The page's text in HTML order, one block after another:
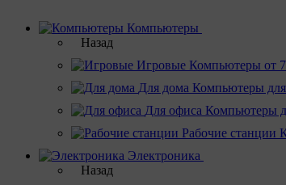
Компьютеры
Назад
Игровые Компьютеры от
Для дома Компьютеры для
Для офиса Компьютеры
Рабочие станции
Электроника
Назад